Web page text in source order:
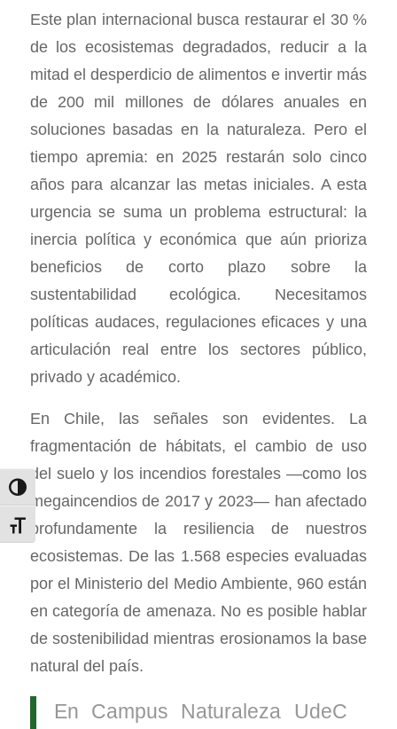
Alternar alto contraste
Alternar tamaño de letra
Este plan internacional busca restaurar el 30 %
de los ecosistemas degradados, reducir a la
mitad el desperdicio de alimentos e invertir más
de 200 mil millones de dólares anuales en
soluciones basadas en la naturaleza. Pero el
tiempo apremia: en 2025 restarán solo cinco
años para alcanzar las metas iniciales. A esta
urgencia se suma un problema estructural: la
inercia política y económica que aún prioriza
beneficios de corto plazo sobre la
sustentabilidad ecológica. Necesitamos
políticas audaces, regulaciones eficaces y una
articulación real entre los sectores público,
privado y académico.
En Chile, las señales son evidentes. La
fragmentación de hábitats, el cambio de uso
del suelo y los incendios forestales —como los
megaincendios de 2017 y 2023— han afectado
profundamente la resiliencia de nuestros
ecosistemas. De las 1.568 especies evaluadas
por el Ministerio del Medio Ambiente, 960 están
en categoría de amenaza. No es posible hablar
de sostenibilidad mientras erosionamos la base
natural del país.
En Campus Naturaleza UdeC